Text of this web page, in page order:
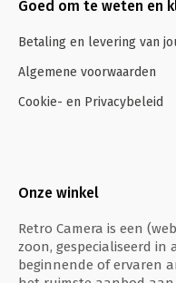
Goed om te weten en
Betaling en levering van
Algemene voorwaarden
Cookie- en Privacybeleid
Onze winkel
Retro Camera is een
zoon, gespecialiseerd in
beginnende of ervaren